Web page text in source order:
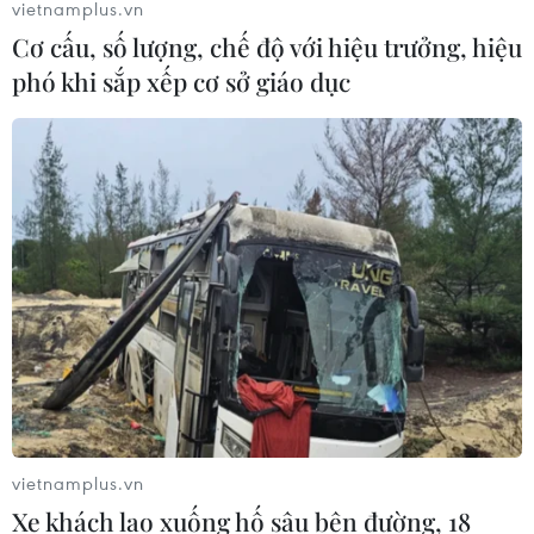
Ấn Độ thử thành công tên lửa đạn
đạo Agni-4, tầm bắn 4.000 km
06/08/2026 23:17
Hàn Quốc tái khẳng định mục tiêu
chung sống hòa bình với Triều Tiên
06/08/2026 15:33
Lở đất tại Philippines khiến ít nhất 4
người thiệt mạng
vietnamplus.vn
Cơ cấu, số lượng, chế độ với hiệu trưởng, hiệu
phó khi sắp xếp cơ sở giáo dục
vietnamplus.vn
Xe khách lao xuống hố sâu bên đường, 18